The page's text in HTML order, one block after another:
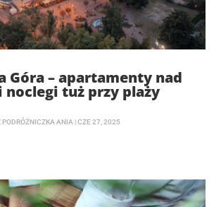
Góra – apartamenty nad
noclegi tuż przy plaży
PODRÓŻNICZKA ANIA |CZE 27, 2025